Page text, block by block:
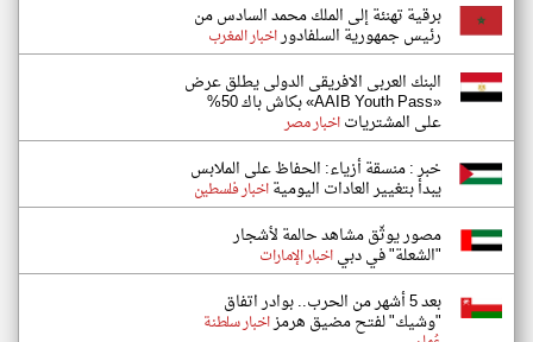
برقية تهنئة إلى الملك محمد السادس من
رئيس جمهورية السلفادوراخبار المغرب
البنك العربى الافريقى الدولى يطلق عرض
«AAIB Youth Pass» بكاش باك 50%
على المشترياتاخبار مصر
خبر : منسقة أزياء: الحفاظ على الملابس
يبدأ بتغيير العادات اليوميةاخبار فلسطين
مصور يوثّق مشاهد حالمة لأشجار
"الشعلة" في دبياخبار الإمارات
بعد 5 أشهر من الحرب.. بوادر اتفاق
"وشيك" لفتح مضيق هرمزاخبار سلطنة